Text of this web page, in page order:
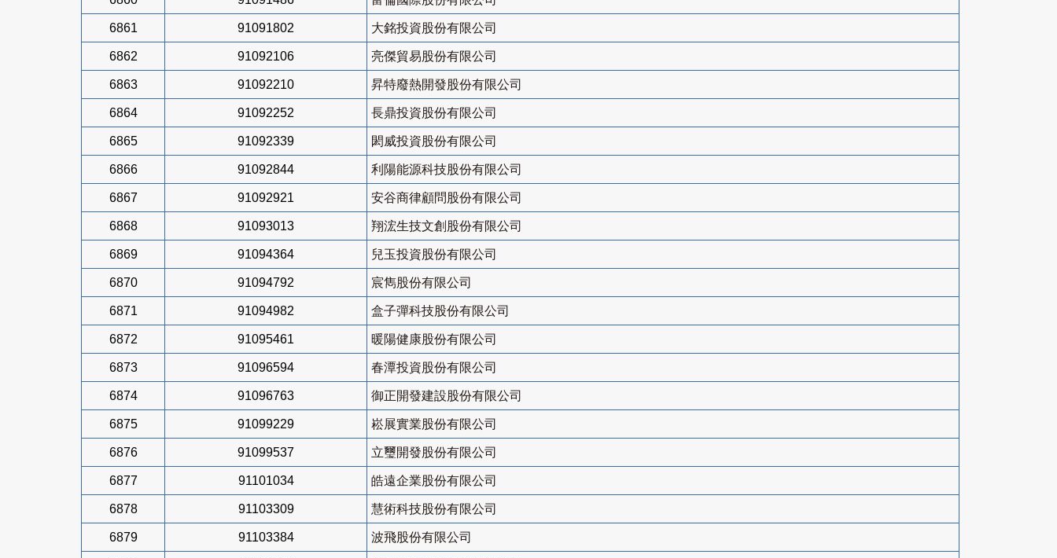
6861 91091802 大銘投資股份有限公司
6862 91092106 亮傑貿易股份有限公司
6863 91092210 昇特廢熱開發股份有限公司
6864 91092252 長鼎投資股份有限公司
6865 91092339 閎威投資股份有限公司
6866 91092844 利陽能源科技股份有限公司
6867 91092921 安谷商律顧問股份有限公司
6868 91093013 翔浤生技文創股份有限公司
6869 91094364 兒玉投資股份有限公司
6870 91094792 宸雋股份有限公司
6871 91094982 盒子彈科技股份有限公司
6872 91095461 暖陽健康股份有限公司
6873 91096594 春潭投資股份有限公司
6874 91096763 御正開發建設股份有限公司
6875 91099229 崧展實業股份有限公司
6876 91099537 立璽開發股份有限公司
6877 91101034 皓遠企業股份有限公司
6878 91103309 慧術科技股份有限公司
6879 91103384 波飛股份有限公司